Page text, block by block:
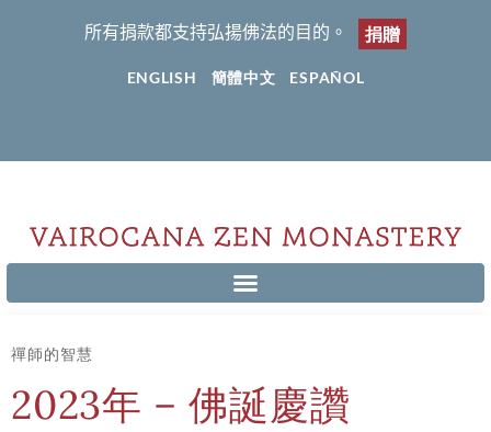
所有捐款都支持弘揚佛法的目的。 捐贈
ENGLISH 簡體中文 ESPAÑOL
禪師的智慧
2023年 – 佛誕慶讚